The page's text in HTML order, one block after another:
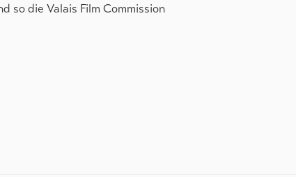
so die Valais Film Commission